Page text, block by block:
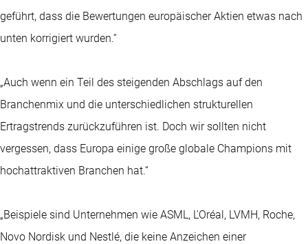
geführt, dass die Bewertungen europäischer Aktien etwas nach
unten korrigiert wurden.“
„Auch wenn ein Teil des steigenden Abschlags auf den
Branchenmix und die unterschiedlichen strukturellen
Ertragstrends zurückzuführen ist. Doch wir sollten nicht
vergessen, dass Europa einige große globale Champions mit
hochattraktiven Branchen hat.“
„Beispiele sind Unternehmen wie ASML, L'Oréal, LVMH, Roche,
Novo Nordisk und Nestlé, die keine Anzeichen einer